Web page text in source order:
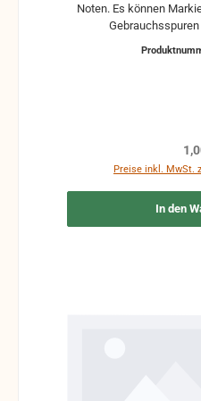
Noten. Es können
Preise inkl. MwSt.
In den